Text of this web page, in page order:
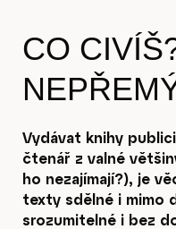
CO
Vydávat knihy
čtenář z valné
ho nezajímají?), je
texty sdělné i mimo
srozumitelné i bez